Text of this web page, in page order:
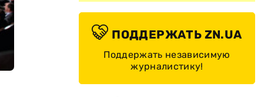
ПОДДЕРЖАТЬ ZN.UA
Поддержать независимую
журналистику!